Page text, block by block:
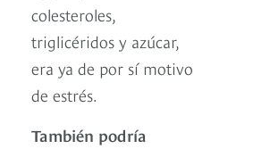
colesteroles,
triglicéridos y azúcar,
era ya de por sí motivo
de estrés.
También podría